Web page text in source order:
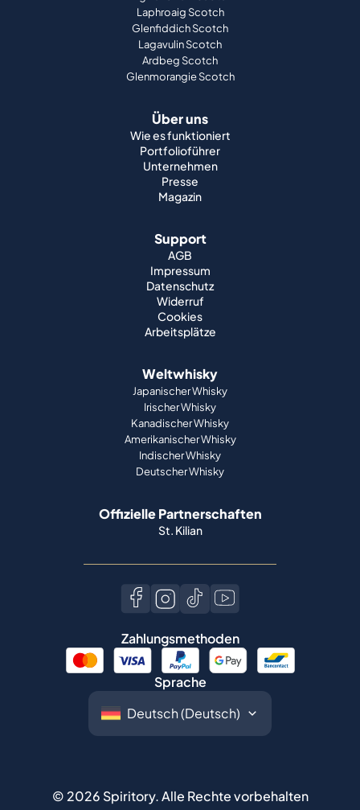
Laphroaig Scotch
Glenfiddich Scotch
Lagavulin Scotch
Ardbeg Scotch
Glenmorangie Scotch
Über uns
Wie es funktioniert
Portfolioführer
Unternehmen
Presse
Magazin
Support
AGB
Impressum
Datenschutz
Widerruf
Cookies
Arbeitsplätze
Weltwhisky
Japanischer Whisky
Irischer Whisky
Kanadischer Whisky
Amerikanischer Whisky
Indischer Whisky
Deutscher Whisky
Offizielle Partnerschaften
St. Kilian
Zahlungsmethoden
Sprache
© 2026 Spiritory.Alle Rechte vorbehalten